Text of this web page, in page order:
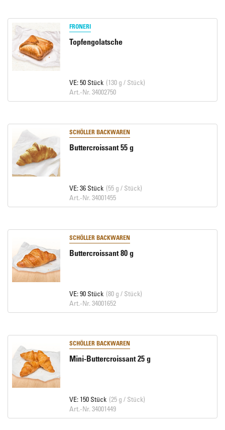
FRONERI
Topfengolatsche
VE: 50 Stück (130 g / Stück)
Art.-Nr. 34002750
SCHÖLLER BACKWAREN
Buttercroissant 55 g
VE: 36 Stück (55 g / Stück)
Art.-Nr. 34001455
SCHÖLLER BACKWAREN
Buttercroissant 80 g
VE: 90 Stück (80 g / Stück)
Art.-Nr. 34001652
SCHÖLLER BACKWAREN
Mini-Buttercroissant 25 g
VE: 150 Stück (25 g / Stück)
Art.-Nr. 34001449